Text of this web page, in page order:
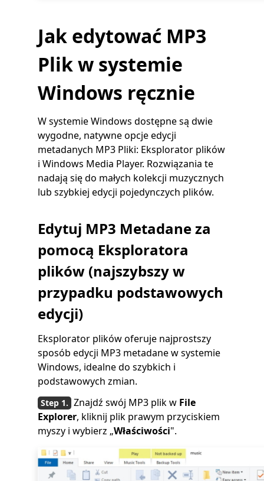
Jak edytować MP3
Plik w systemie
Windows ręcznie
W systemie Windows dostępne są dwie
wygodne, natywne opcje edycji
metadanych MP3 Pliki: Eksplorator plików
i Windows Media Player. Rozwiązania te
nadają się do małych kolekcji muzycznych
lub szybkiej edycji pojedynczych plików.
Edytuj MP3 Metadane za
pomocą Eksploratora
plików (najszybszy w
przypadku podstawowych
edycji)
Eksplorator plików oferuje najprostszy
sposób edycji MP3 metadane w systemie
Windows, idealne do szybkich i
podstawowych zmian.
Znajdź swój MP3 plik w File
Explorer, kliknij plik prawym przyciskiem
myszy i wybierz „Właściwości".